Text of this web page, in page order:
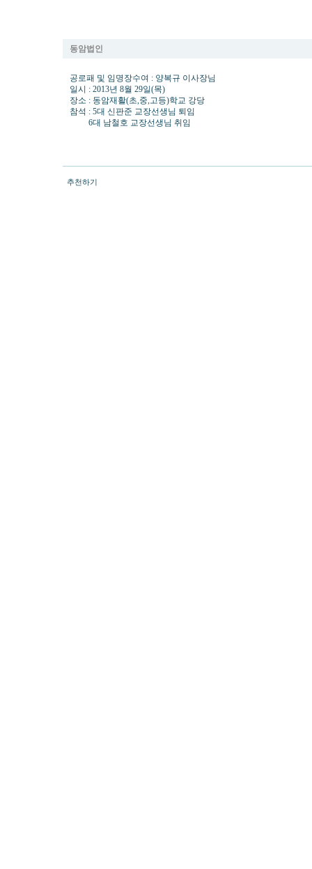
동암법인
공로패 및 임명장수여 : 양복규 이사장님
일시 : 2013년 8월 29일(목)
장소 : 동암재활(초,중,고등)학교 강당
참석 : 5대 신판준 교장선생님 퇴임
6대 남철호 교장선생님 취임
추천하기